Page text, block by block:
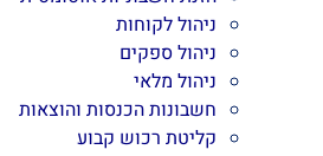
ניהול לקוחות
ניהול ספקים
ניהול מלאי
חשבונות הכנסות והוצאות
קליטת רכוש קבוע